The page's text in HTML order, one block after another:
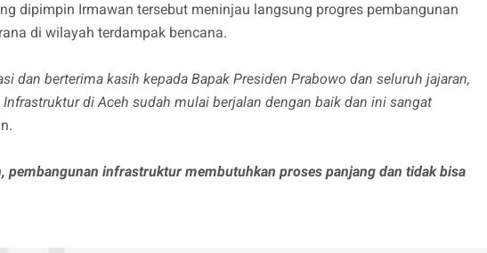
dipimpin Irmawan tersebut meninjau langsung progres pembangunan
di wilayah terdampak bencana.
dan berterima kasih kepada Bapak Presiden Prabowo dan seluruh jajaran,
di Aceh sudah mulai berjalan dengan baik dan ini sangat
pembangunan infrastruktur membutuhkan proses panjang dan tidak bisa